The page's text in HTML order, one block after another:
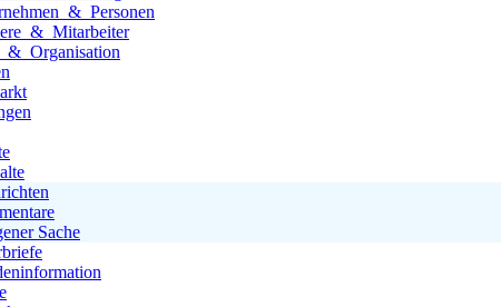
& Personen
& Mitarbeiter
& Organisation
Sache